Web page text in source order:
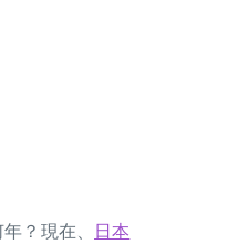
？現在、
日本